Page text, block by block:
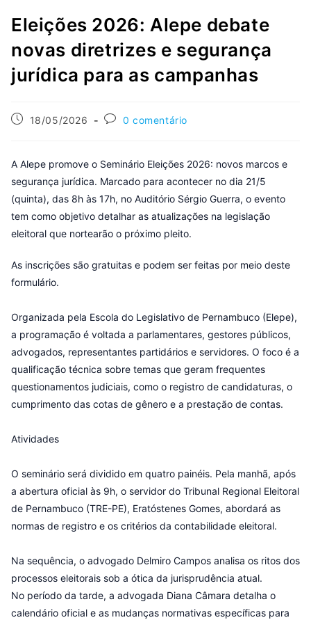
Eleições 2026: Alepe debate
novas diretrizes e segurança
jurídica para as campanhas
18/05/2026 0 comentário
A Alepe promove o Seminário Eleições 2026: novos marcos e
segurança jurídica. Marcado para acontecer no dia 21/5
(quinta), das 8h às 17h, no Auditório Sérgio Guerra, o evento
tem como objetivo detalhar as atualizações na legislação
eleitoral que nortearão o próximo pleito.
As inscrições são gratuitas e podem ser feitas por meio deste
formulário.
Organizada pela Escola do Legislativo de Pernambuco (Elepe),
a programação é voltada a parlamentares, gestores públicos,
advogados, representantes partidários e servidores. O foco é a
qualificação técnica sobre temas que geram frequentes
questionamentos judiciais, como o registro de candidaturas, o
cumprimento das cotas de gênero e a prestação de contas.
Atividades
O seminário será dividido em quatro painéis. Pela manhã, após
a abertura oficial às 9h, o servidor do Tribunal Regional Eleitoral
de Pernambuco (TRE-PE), Eratóstenes Gomes, abordará as
normas de registro e os critérios da contabilidade eleitoral.
Na sequência, o advogado Delmiro Campos analisa os ritos dos
processos eleitorais sob a ótica da jurisprudência atual.
No período da tarde, a advogada Diana Câmara detalha o
calendário oficial e as mudanças normativas específicas para